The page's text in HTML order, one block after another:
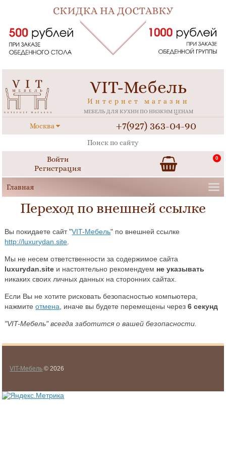
VIT-Мебель
Интернет магазин
МЕБЕЛЬ ДЛЯ КУХНИ ПО НИЗКИМ ЦЕНАМ
Москва +7(927) 363-04-90
Войти
Регистрация
0
Переход по внешней ссылке
Вы покидаете сайт "VIT-Мебель" по внешней ссылке
http://luxurydan.site
Мы не несем ответственности за содержимое сайта
luxurydan.site и настоятельно рекомендуем не указывать
никаких своих личных данных на сторонних сайтах.
Если Вы не хотите рисковать безопасностью компьютера,
нажмитеотмена , иначе вы будете перемещены через6 секунд
"VIT-Мебель" всегда заботится о вашей безопасности.
VIT-Мебель © 2026